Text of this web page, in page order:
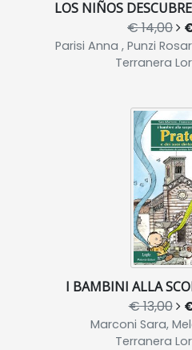
LOS NIÑOS
€ 14,00
Parisi Anna , Punzi
Terranera
I BAMBINI ALLA
€ 13,00
Marconi Sara,
Terranera